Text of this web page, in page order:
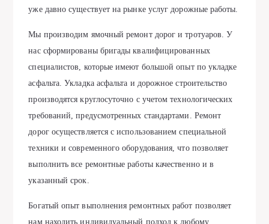
уже давно существует на рынке услуг дорожные работы.
Мы производим ямочный ремонт дорог и тротуаров. У
нас сформированы бригады квалифицированных
специалистов, которые имеют большой опыт по укладке
асфальта. Укладка асфальта и дорожное строительство
производятся круглосуточно с учетом технологических
требований, предусмотренных стандартами. Ремонт
дорог осуществляется с использованием специальной
техники и современного оборудования, что позволяет
выполнить все ремонтные работы качественно и в
указанный срок.
Богатый опыт выполнения ремонтных работ позволяет
нам находить индивидуальный подход к любому